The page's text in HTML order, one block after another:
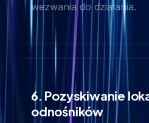
wezwania do działania.
6. Pozyskiwanie
odnośników